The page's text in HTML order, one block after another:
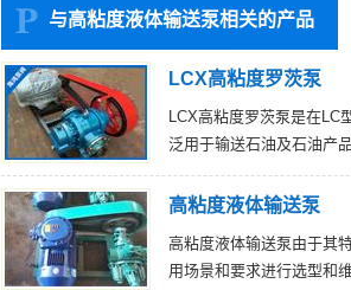
与高粘度液体输送泵相关的产品
LCX高粘度罗茨泵
LCX高粘度罗茨泵是在LC
泛用于输送石油及石油产
高粘度液体输送泵
高粘度液体输送泵由于其
用场景和要求进行选型和